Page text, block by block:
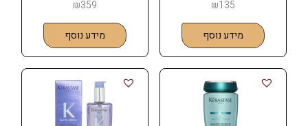
KERASTASE
₪135
מידע נוסף
KERASTASE
₪359
מידע נוסף